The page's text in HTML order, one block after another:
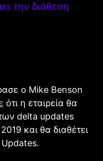
την διάθεση
ο Mike Benson
ότι η εταιρεία θα
delta updates
και θα διαθέτει
Updates.